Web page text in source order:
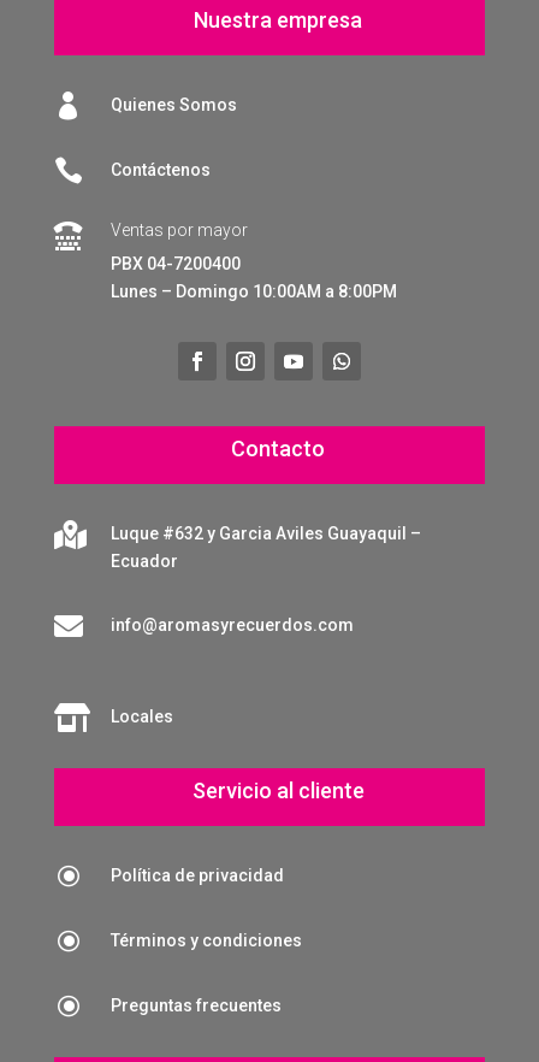
Nuestra empresa
 Quienes Somos
 Contáctenos

Ventas por mayor
PBX 04-7200400
Lunes – Domingo 10:00AM a 8:00PM
Contacto

Luque #632 y Garcia Aviles Guayaquil –
Ecuador
 info@aromasyrecuerdos.com
 Locales
Servicio al cliente
\ Política de privacidad
\ Términos y condiciones
\ Preguntas frecuentes